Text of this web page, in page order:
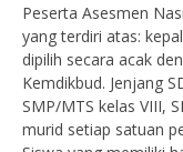
Peserta Asesmen
yang terdiri atas:
dipilih secara acak
Kemdikbud. Jenjang
SMP/MTS kelas VIII,
murid setiap satuan